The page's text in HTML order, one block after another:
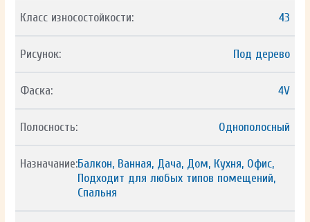
Класс износостойкости: 43
Рисунок: Под дерево
Фаска: 4V
Полосность: Однополосный
Назначание:Балкон, Ванная, Дача, Дом, Кухня, Офис,
Подходит для любых типов помещений,
Спальня